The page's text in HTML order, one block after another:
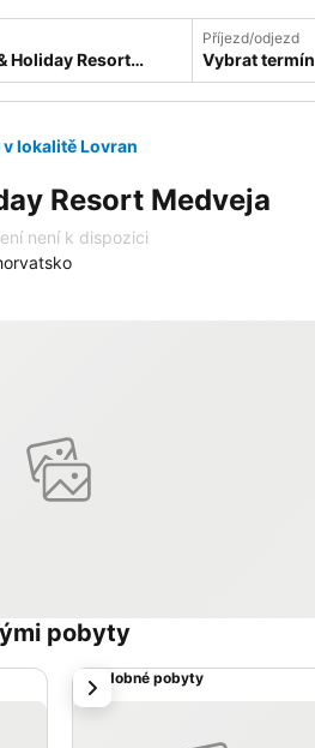
Příjezd/odjezd
Vybrat termín
lokalitě Lovran
Resort Medveja
není k dispozici
pobyty
Podobné pobyty
další